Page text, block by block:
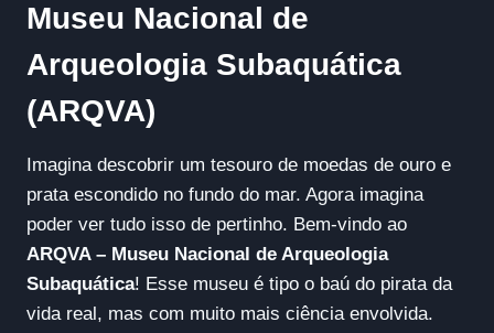
Museu Nacional de
Arqueologia Subaquática
(ARQVA)
Imagina descobrir um tesouro de moedas de ouro e
prata escondido no fundo do mar. Agora imagina
poder ver tudo isso de pertinho. Bem-vindo ao
ARQVA – Museu Nacional de Arqueologia
Subaquática! Esse museu é tipo o baú do pirata da
vida real, mas com muito mais ciência envolvida.